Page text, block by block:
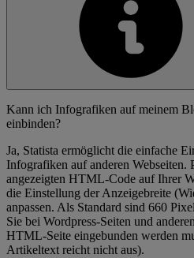
Kann ich Infografiken auf meinem
einbinden?
Ja, Statista ermöglicht die einfache
Infografiken auf anderen Webseiten.
angezeigten HTML-Code auf Ihrer
die Einstellung der Anzeigebreite
anpassen. Als Standard sind 660
Sie bei Wordpress-Seiten und
HTML-Seite eingebunden werden
Artikeltext reicht nicht aus).